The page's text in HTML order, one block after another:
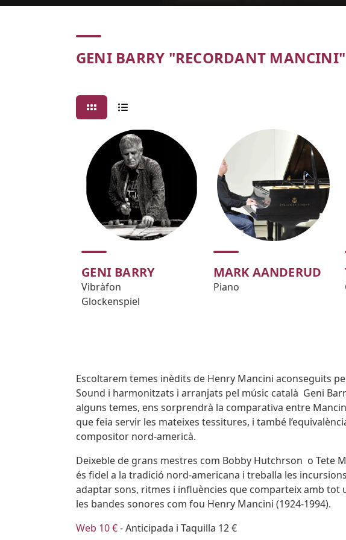
Concert
GENI BARRY "RECORDANT MANCINI"
GENI BARRY
Vibràfon
Glockenspiel
MARK AANDERUD
Piano
Body
Escoltarem temes inèdits de Henry Mancini aconseguits
Sound i harmonitzats i arranjats pel músic català Geni
alguns temes, ens sorprendrà la comparativa entre
que feia servir les mateixes tessitures, i també
compositor nord-americà.
Deixeble de grans mestres com Bobby Hutchrson o Tete
és fidel a la tradició nord-americana i treballa les
adaptar sons, ritmes i influències que comparteix amb tot
les bandes sonores com fou Henry Mancini (1924-1994).
Web 10 €- Anticipada i Taquilla 12 €